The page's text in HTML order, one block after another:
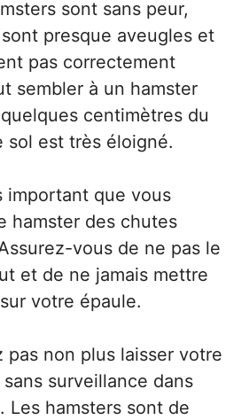
sont sans peur,
presque aveugles et
pas correctement
sembler à un hamster
quelques centimètres du
sol est très éloigné.
important que vous
hamster des chutes
vous de ne pas le
et de ne jamais mettre
votre épaule.
pas non plus laisser votre
surveillance dans
Les hamsters sont de